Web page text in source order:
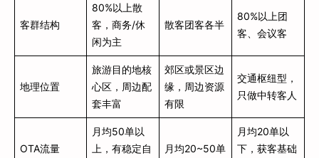
客群结构
80%以上散
客，商务/休
闲为主
散客团客各半
80%以上团
客、会议客
地理位置
旅游目的地核
心区，周边配
套丰富
郊区或景区边
缘，周边资源
有限
交通枢纽型，
只做中转客人
OTA流量
月均50单以
上，有稳定自
月均20~50单
月均20单以
下，获客基础